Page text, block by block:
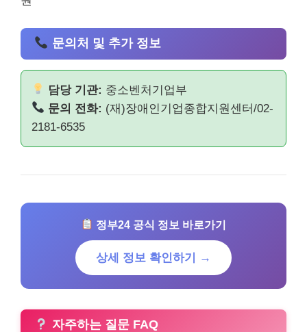
문의처 및 추가 정보
담당 기관: 중소벤처기업부
문의 전화: (재)장애인기업종합지원센터/02-
2181-6535
정부24 공식 정보 바로가기
상세 정보 확인하기 →
자주하는 질문 FAQ